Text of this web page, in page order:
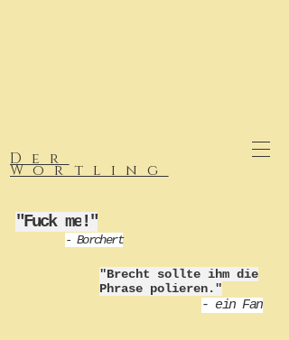
Der
Wortling
"Brecht sollte ihm die
Phrase polieren."
"Fuck me!"
- Borchert
- ein Fan